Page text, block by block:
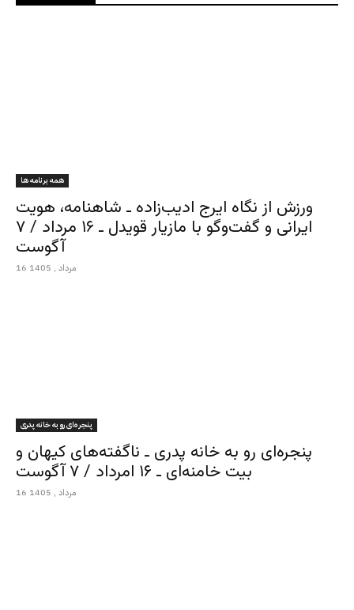
همه برنامه ها
ورزش از نگاه ایرج ادیب‌زاده ـ شاهنامه، هویت
ایرانی و گفت‌وگو با مازیار قویدل ـ ۱۶ مرداد / ۷
آگوست
16 مرداد , 1405
پنجره‌ای رو به خانه پدری
پنجره‌ای رو به خانه پدری ـ ناگفته‌های کیهان و
بیت خامنه‌ای ـ ۱۶ امرداد / ۷ آگوست
16 مرداد , 1405